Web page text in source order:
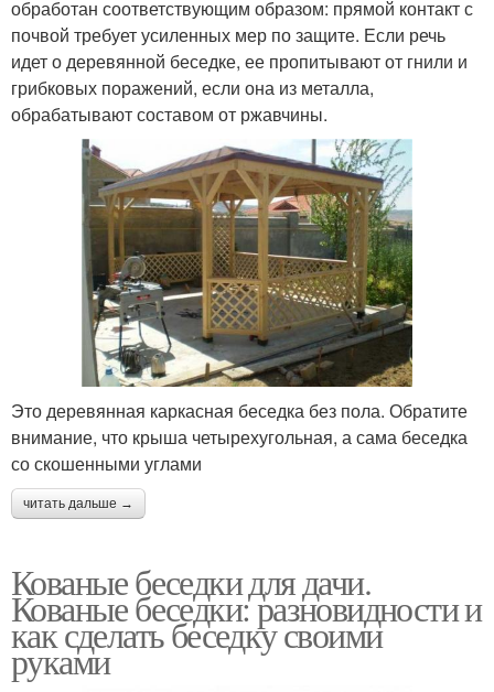
обработан соответствующим образом: прямой контакт с
почвой требует усиленных мер по защите. Если речь
идет о деревянной беседке, ее пропитывают от гнили и
грибковых поражений, если она из металла,
обрабатывают составом от ржавчины.
Это деревянная каркасная беседка без пола. Обратите
внимание, что крыша четырехугольная, а сама беседка
со скошенными углами
читать дальше →
Кованые беседки для дачи.
Кованые беседки: разновидности и
как сделать беседку своими
руками